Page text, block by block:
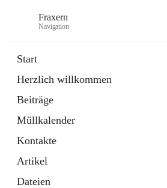
Fraxern
Navigation
Start
Herzlich willkommen
Beiträge
Müllkalender
Kontakte
Artikel
Dateien
Ordner
in
Tab
Formulare
Artikel
öffnet
in
neuem
Tab